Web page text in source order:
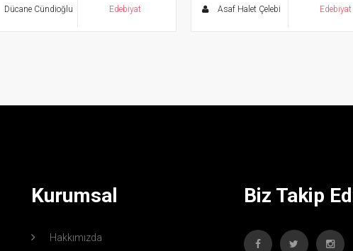
Dücane Cündioğlu Edebiyat Asaf Halet Çelebi Edebiyat
Kurumsal
Hakkımızda
Biz Takip